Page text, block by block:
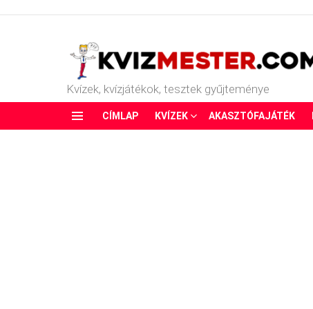
Kvízek, kvízjátékok, tesztek gyűjteménye
CÍMLAP KVÍZEK AKASZTÓFAJÁTÉK